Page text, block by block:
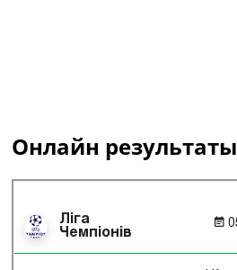
Онлайн результаты